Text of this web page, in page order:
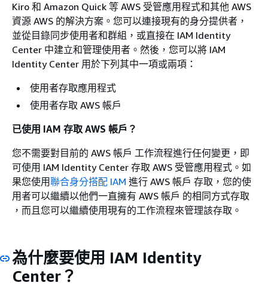
Kiro 和 Amazon Quick 等 AWS 受管應用程式和其他 AWS
資源 AWS 的解決方案。您可以連接現有的身分提供者，
並從目錄同步使用者和群組，或直接在 IAM Identity
Center 中建立和管理使用者。然後，您可以將 IAM
Identity Center 用於下列其中一項或兩項：
使用者存取應用程式
使用者存取 AWS 帳戶
已使用 IAM 存取 AWS 帳戶？
您不需要對目前的 AWS 帳戶 工作流程進行任何變更，即
可使用 IAM Identity Center 存取 AWS 受管應用程式。如
果您使用聯合身分搭配 IAM 進行 AWS 帳戶 存取，您的使
用者可以繼續以他們一直擁有 AWS 帳戶 的相同方式存取
，而且您可以繼續使用現有的工作流程來管理該存取。
為什麼要使用 IAM Identity
Center？